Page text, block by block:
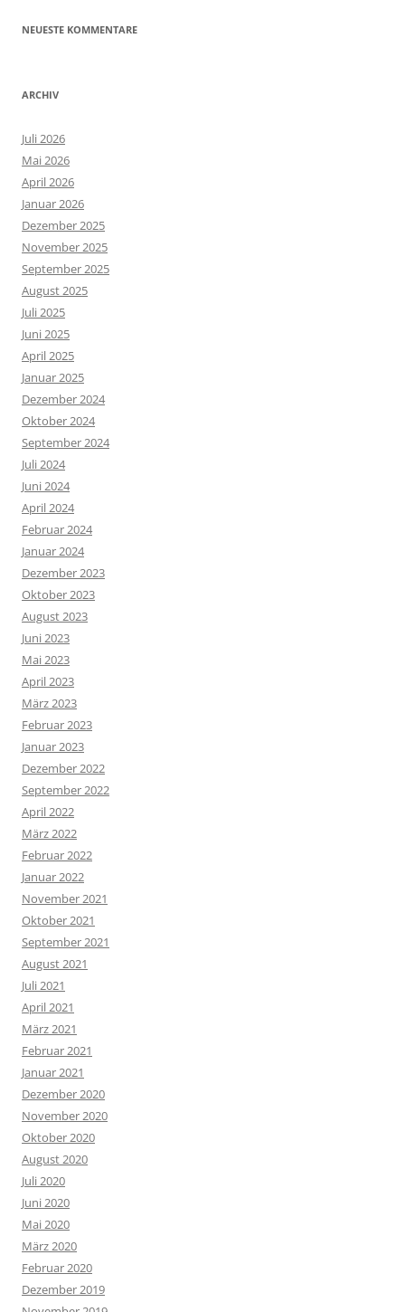
NEUESTE KOMMENTARE
ARCHIV
Juli 2026
Mai 2026
April 2026
Januar 2026
Dezember 2025
November 2025
September 2025
August 2025
Juli 2025
Juni 2025
April 2025
Januar 2025
Dezember 2024
Oktober 2024
September 2024
Juli 2024
Juni 2024
April 2024
Februar 2024
Januar 2024
Dezember 2023
Oktober 2023
August 2023
Juni 2023
Mai 2023
April 2023
März 2023
Februar 2023
Januar 2023
Dezember 2022
September 2022
April 2022
März 2022
Februar 2022
Januar 2022
November 2021
Oktober 2021
September 2021
August 2021
Juli 2021
April 2021
März 2021
Februar 2021
Januar 2021
Dezember 2020
November 2020
Oktober 2020
August 2020
Juli 2020
Juni 2020
Mai 2020
März 2020
Februar 2020
Dezember 2019